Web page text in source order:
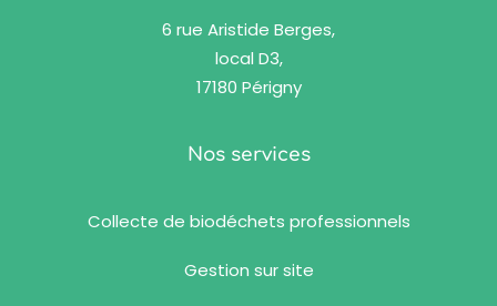
6 rue Aristide Berges,
local D3,
17180 Périgny
Nos services
Collecte de biodéchets professionnels
Gestion sur site